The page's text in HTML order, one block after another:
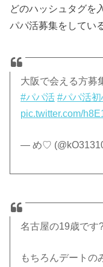
どのハッシュタグを
パパ活募集をしてい
大阪で会える方
#パパ活 #パパ活
pic.twitter.com/
— め♡
名古屋の19歳です
もちろんデートの